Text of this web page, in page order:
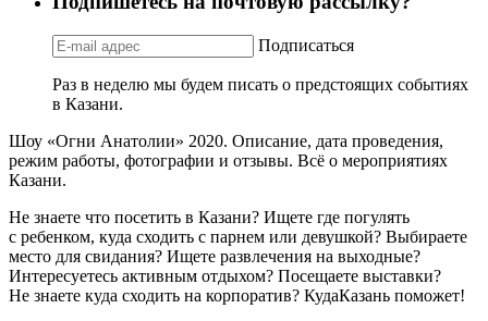
Подписаться
Раз в неделю мы будем писать о предстоящих событиях
в Казани.
Шоу «Огни Анатолии» 2020. Описание, дата проведения,
режим работы, фотографии и отзывы. Всё о мероприятиях
Казани.
Не знаете что посетить в Казани? Ищете где погулять
с ребенком, куда сходить с парнем или девушкой? Выбираете
место для свидания? Ищете развлечения на выходные?
Интересуетесь активным отдыхом? Посещаете выставки?
Не знаете куда сходить на корпоратив? КудаКазань поможет!